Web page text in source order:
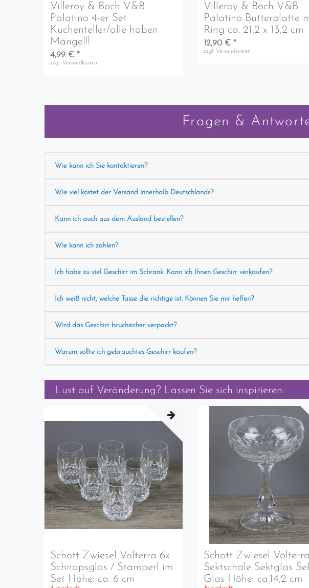
Villeroy & Boch V&B
Palatino 4-er Set
Kuchenteller/alle haben
Mängel!!
4,99 € *
zzgl. Versandkosten
Villeroy & Boch V&B
Palatino Butterplatte
Ring ca. 21,2 x 13,2 cm
12,90 € *
zzgl. Versandkosten
Fragen &
Wie kann ich Sie kontaktieren?
Wie viel kostet der Versand innerhalb Deutschlands?
Kann ich auch aus dem Ausland bestellen?
Wie kann ich zahlen?
Ich habe zu viel Geschirr im Schrank. Kann ich Ihnen Geschirr verkaufen?
Ich weiß nicht, welche Tasse die richtige ist. Können Sie mir helfen?
Wird das Geschirr bruchsicher verpackt?
Warum sollte ich gebrauchtes Geschirr kaufen?
Lust auf Veränderung? Lassen Sie sich inspirieren:
Schott Zwiesel Volterra 6x
Schnapsglas / Stamperl im
Set Höhe: ca. 6 cm
Schott Zwiesel Volterra
Sektschale Sektglas
Glas Höhe: ca.14,2 cm